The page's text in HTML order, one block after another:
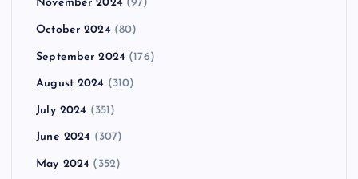
November 2024 (97)
October 2024 (80)
September 2024 (176)
August 2024 (310)
July 2024 (351)
June 2024 (307)
May 2024 (352)